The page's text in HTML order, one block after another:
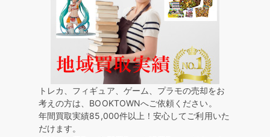
トレカ、フィギュア、ゲーム、プラモの売却をお
考えの方は、BOOKTOWNへご依頼ください。
年間買取実績85,000件以上！安心してご利用いた
だけます。